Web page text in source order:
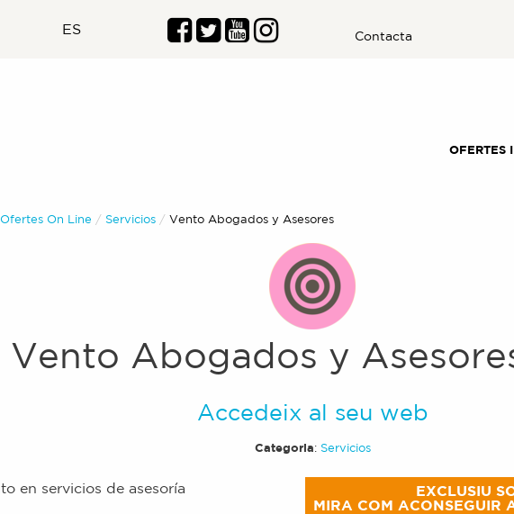
ES Contacta
OFERTES
Ofertes On Line Servicios Actual:
Vento Abogados y Asesores
Vento Abogados y
Accedeix al seu web
Categoria: Servicios
EXCLUSIU
MIRA COM ACONSEGUIR